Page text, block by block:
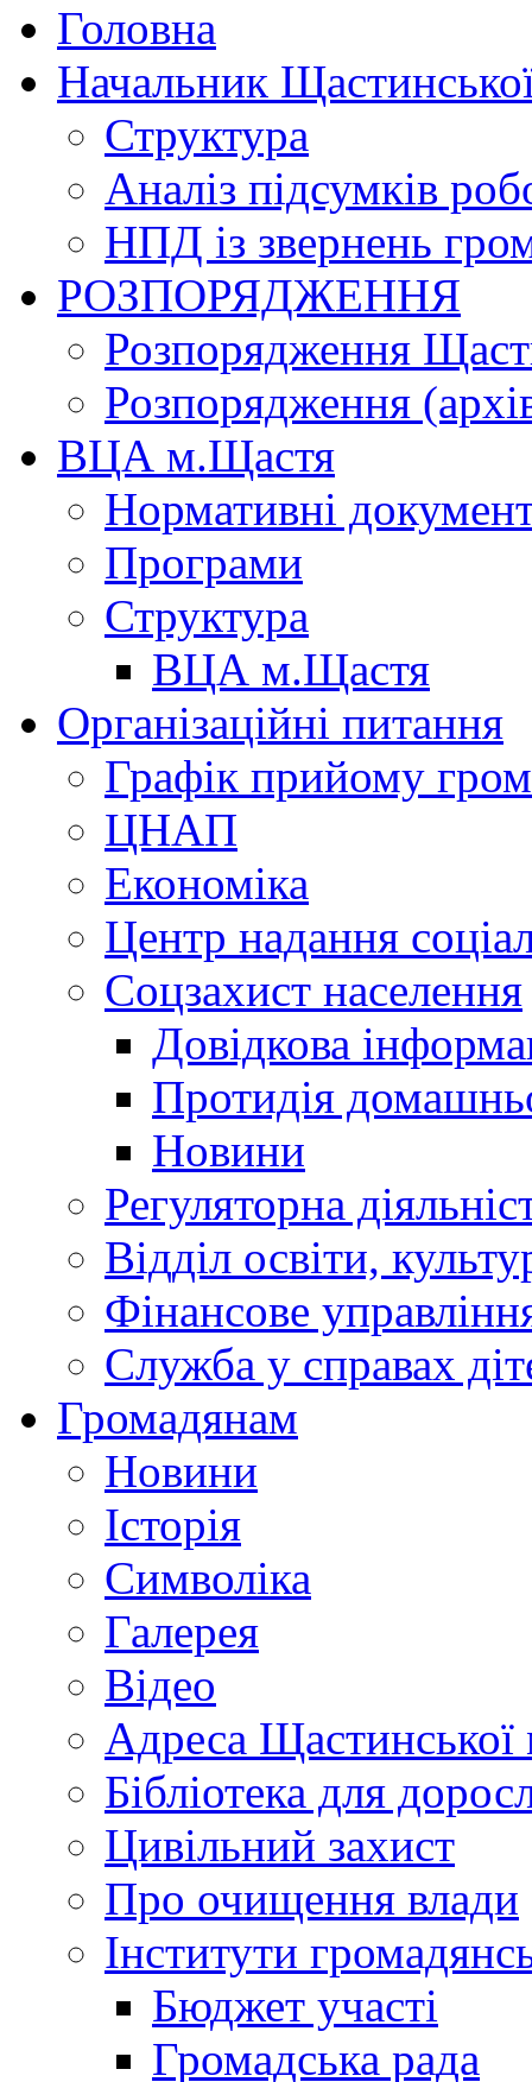
Головна
Начальник
Структура
Аналіз підсумків
НПД із звернень
РОЗПОРЯДЖЕННЯ
Розпорядження
Розпорядження
ВЦА м.Щастя
Нормативні
Програми
Структура
ВЦА м.Щастя
Організаційні питання
Графік прийому
ЦНАП
Економіка
Центр надання
Соцзахист населення
Довідкова
Протидія
Новини
Регуляторна
Відділ освіти,
Фінансове
Служба у справах
Громадянам
Новини
Історія
Символіка
Галерея
Відео
Адреса Щастинської
Бібліотека для
Цивільний захист
Про очищення влади
Інститути
Бюджет участі
Громадська рада